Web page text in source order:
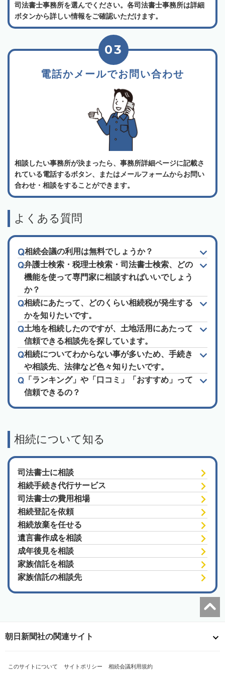
司法書士事務所を選んでください。各司法書士事務所は詳細
ボタンから詳しい情報をご確認いただけます。
電話かメールでお問い合わせ
03
相談したい事務所が決まったら、事務所詳細ページに記載さ
れている電話するボタン、またはメールフォームからお問い
合わせ・相談をすることができます。
よくある質問
相続会議の利用は無料でしょうか？
弁護士検索・税理士検索・司法書士検索、どの
機能を使って専門家に相談すればいいでしょう
か？
相続にあたって、どのくらい相続税が発生する
かを知りたいです。
土地を相続したのですが、土地活用にあたって
信頼できる相談先を探しています。
相続についてわからない事が多いため、手続き
や相談先、法律など色々知りたいです。
「ランキング」や「口コミ」「おすすめ」って
信頼できるの？
相続について知る
司法書士に相談
相続手続き代行サービス
司法書士の費用相場
相続登記を依頼
相続放棄を任せる
遺言書作成を相談
成年後見を相談
家族信託を相談
家族信託の相談先
朝日新聞社の関連サイト
このサイトについて サイトポリシー 相続会議利用規約